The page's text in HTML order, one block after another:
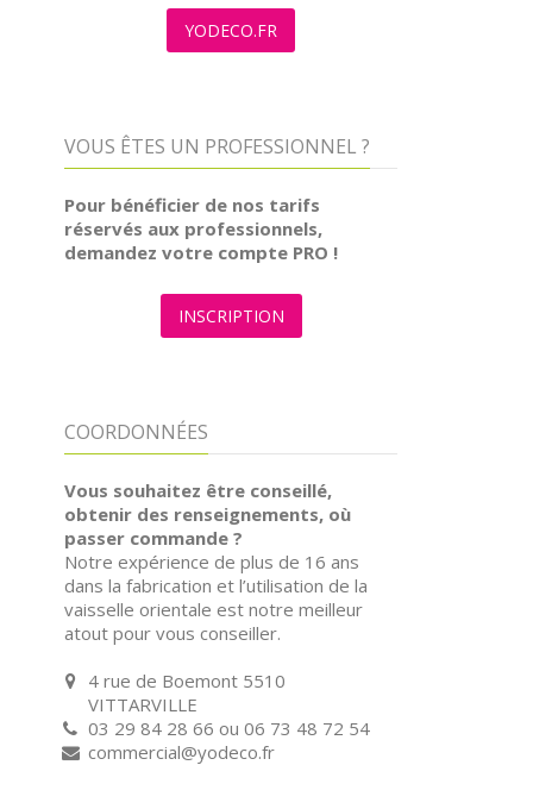
YODECO.FR
VOUS ÊTES UN PROFESSIONNEL ?
Pour bénéficier de nos tarifs
réservés aux professionnels,
demandez votre compte PRO !
INSCRIPTION
COORDONNÉES
Vous souhaitez être conseillé,
obtenir des renseignements, où
passer commande ?
Notre expérience de plus de 16 ans
dans la fabrication et l’utilisation de la
vaisselle orientale est notre meilleur
atout pour vous conseiller.
4 rue de Boemont 5510
VITTARVILLE
03 29 84 28 66 ou 06 73 48 72 54
commercial@yodeco.fr